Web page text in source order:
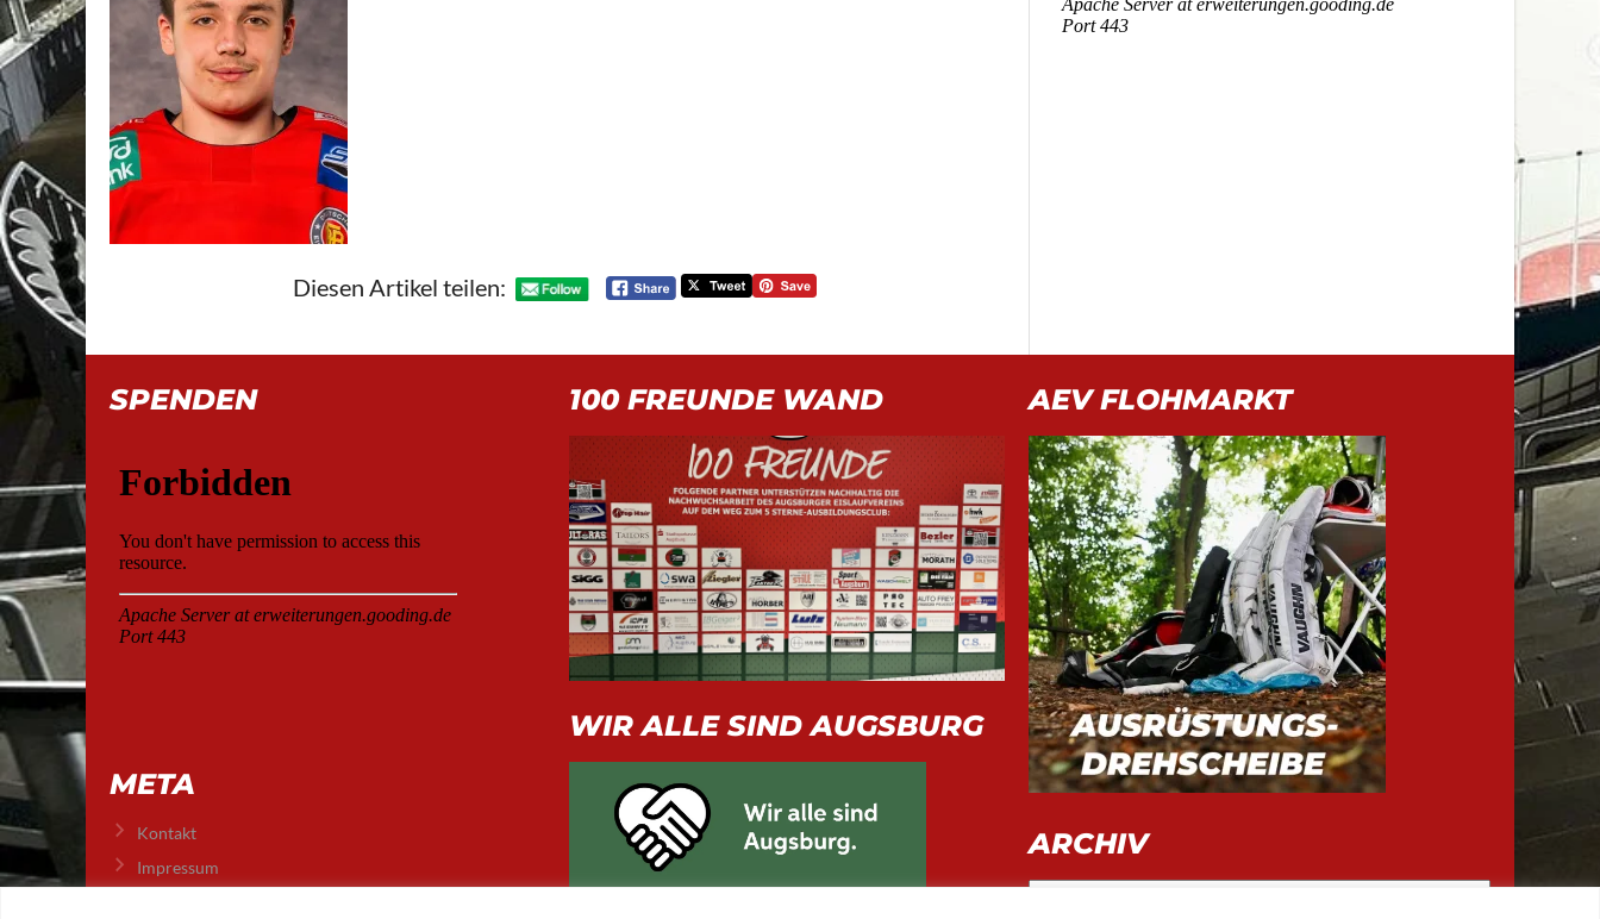
Diesen Artikel teilen:
SPENDEN
META
Kontakt
Impressum
100 FREUNDE WAND
WIR ALLE SIND AUGSBURG
AEV FLOHMARKT
ARCHIV
Archiv